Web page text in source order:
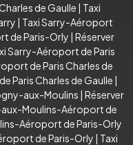
de Gaulle | Taxi
| Taxi Sarry-Aéroport
de Paris-Orly | Réserver
Sarry-Aéroport de Paris
de Paris Charles de
Paris Charles de Gaulle |
aux-Moulins | Réserver
Moulins-Aéroport de
Aéroport de Paris-Orly
de Paris-Orly | Taxi